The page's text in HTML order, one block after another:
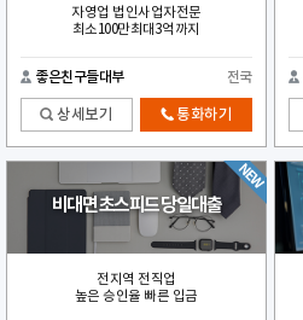
자영업 법인사업자전문
최소100만최대3억까지
좋은친구들대부 전국
상세보기 통화하기
비대면 초스피드 당일대출
전지역 전직업
높은 승인율 빠른 입금